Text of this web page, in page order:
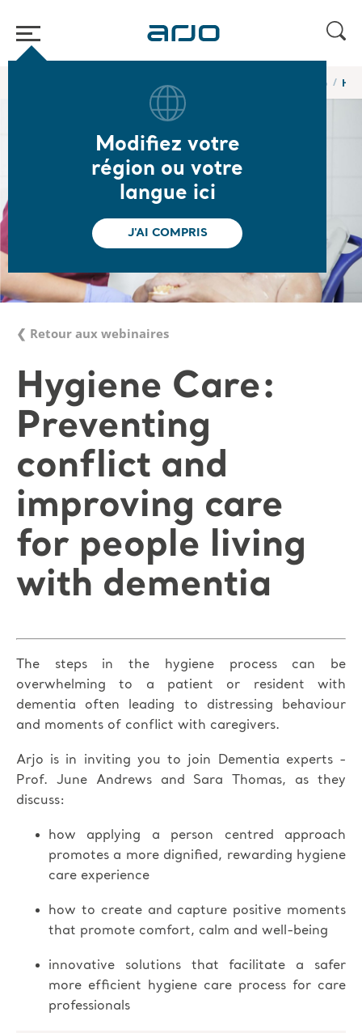
Modifiez votre
région ou votre
langue ici
J'AI COMPRIS
Webinaires et formations en ligne de l’Académie Arjo /
❮ Retour aux webinaires
Hygiene Care:
Preventing
conflict and
improving care
for people living
with dementia
The steps in the hygiene process can be
overwhelming to a patient or resident with
dementia often leading to distressing behaviour
and moments of conflict with caregivers.
Arjo is in inviting you to join Dementia experts -
Prof. June Andrews and Sara Thomas, as they
discuss:
how applying a person centred approach
promotes a more dignified, rewarding hygiene
care experience
how to create and capture positive moments
that promote comfort, calm and well-being
innovative solutions that facilitate a safer
more efficient hygiene care process for care
professionals